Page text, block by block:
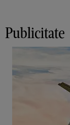
Publicitate